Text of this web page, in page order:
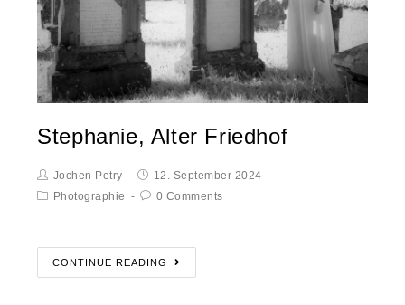
Stephanie, Alter Friedhof
Jochen Petry
12. September 2024
Photographie
0 Comments
CONTINUE READING